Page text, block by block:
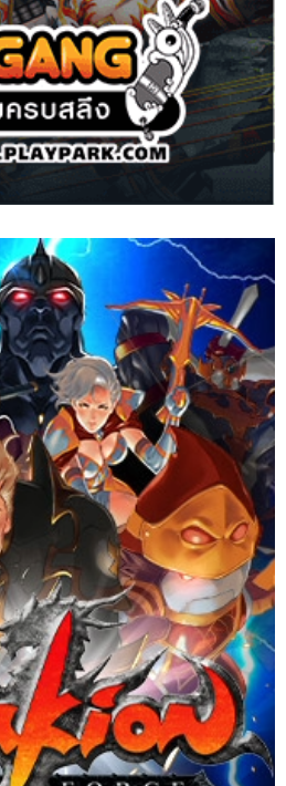
บที่มันส์หยด ด้วยตัวละครและฉากสไตล์
อสู้เชิงกลยุทธ์ที่เจ๋งที่สุด เพื่อมอบ
การต่อสู้สุดระห่ำให้คุณ!
Download